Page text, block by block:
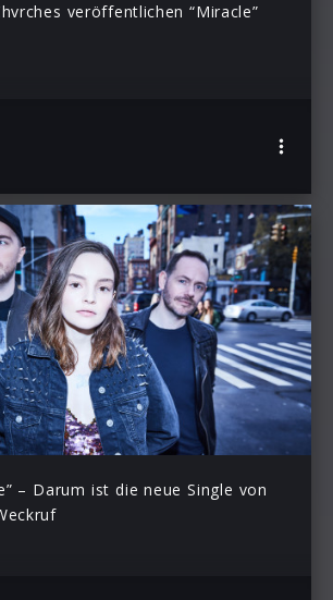
veröffentlichen “Miracle”
– Darum ist die neue Single von